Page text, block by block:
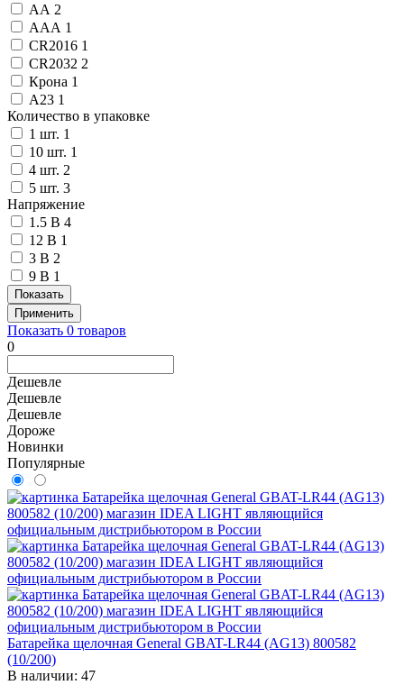
АА 2
ААА 1
CR2016 1
CR2032 2
Крона 1
А23 1
Количество в упаковке
1 шт. 1
10 шт. 1
4 шт. 2
5 шт. 3
Напряжение
1.5 В 4
12 В 1
3 В 2
9 В 1
Показать
Применить
Показать 0 товаров
0
Дешевле
Дешевле
Дешевле
Дороже
Новинки
Популярные
Батарейка щелочная General GBAT-LR44 (AG13) 800582
(10/200)
В наличии: 47